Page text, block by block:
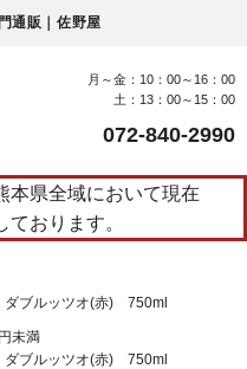
通販｜佐野屋
月～金：10：00～16：00
土：13：00～15：00
072-840-2990
県全域において現在
おります。
ブルッツオ(赤) 750ml
未満
ブルッツオ(赤) 750ml